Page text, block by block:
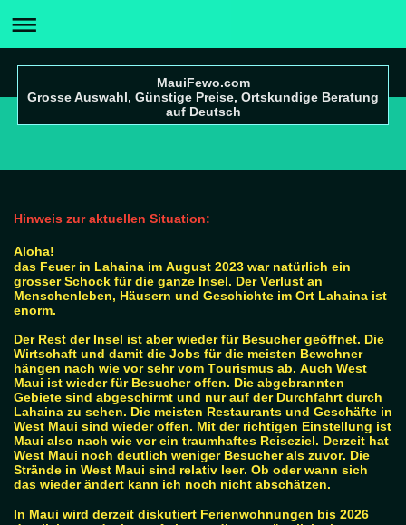
MauiFewo.com
Grosse Auswahl, Günstige Preise, Ortskundige Beratung
auf Deutsch
Hinweis zur aktuellen Situation:
Aloha!
das Feuer in Lahaina im August 2023 war natürlich ein
grosser Schock für die ganze Insel. Der Verlust an
Menschenleben, Häusern und Geschichte im Ort Lahaina ist
enorm.
Der Rest der Insel ist aber wieder für Besucher geöffnet. Die
Wirtschaft und damit die Jobs für die meisten Bewohner
hängen nach wie vor sehr vom Tourismus ab. Auch West
Maui ist wieder für Besucher offen. Die abgebrannten
Gebiete sind abgeschirmt und nur auf der Durchfahrt durch
Lahaina zu sehen. Die meisten Restaurants und Geschäfte in
West Maui sind wieder offen. Mit der richtigen Einstellung ist
Maui also nach wie vor ein traumhaftes Reiseziel. Derzeit hat
West Maui noch deutlich weniger Besucher als zuvor. Die
Strände in West Maui sind relativ leer. Ob oder wann sich
das wieder ändert kann ich noch nicht abschätzen.
In Maui wird derzeit diskutiert Ferienwohnungen bis 2026